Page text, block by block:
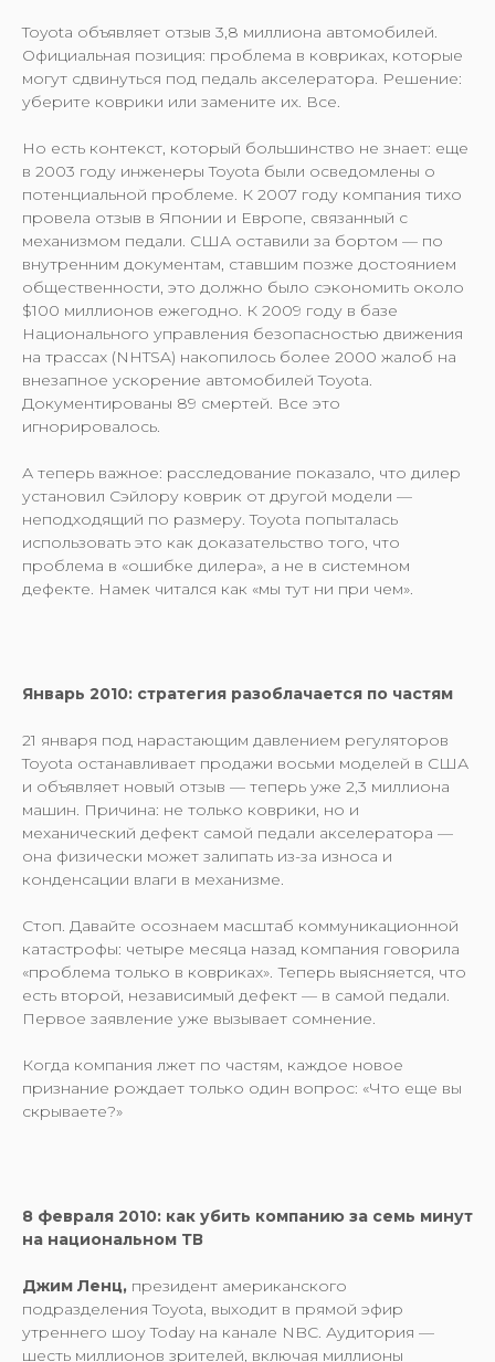
Toyota объявляет отзыв 3,8 миллиона автомобилей.
Официальная позиция: проблема в ковриках, которые
могут сдвинуться под педаль акселератора. Решение:
уберите коврики или замените их. Все.
Но есть контекст, который большинство не знает: еще
в 2003 году инженеры Toyota были осведомлены о
потенциальной проблеме. К 2007 году компания тихо
провела отзыв в Японии и Европе, связанный с
механизмом педали. США оставили за бортом — по
внутренним документам, ставшим позже достоянием
общественности, это должно было сэкономить около
$100 миллионов ежегодно. К 2009 году в базе
Национального управления безопасностью движения
на трассах (NHTSA) накопилось более 2000 жалоб на
внезапное ускорение автомобилей Toyota.
Документированы 89 смертей. Все это
игнорировалось.
А теперь важное: расследование показало, что дилер
установил Сэйлору коврик от другой модели —
неподходящий по размеру. Toyota попыталась
использовать это как доказательство того, что
проблема в «ошибке дилера», а не в системном
дефекте. Намек читался как «мы тут ни при чем».
Январь 2010: стратегия разоблачается по частям
21 января под нарастающим давлением регуляторов
Toyota останавливает продажи восьми моделей в США
и объявляет новый отзыв — теперь уже 2,3 миллиона
машин. Причина: не только коврики, но и
механический дефект самой педали акселератора —
она физически может залипать из-за износа и
конденсации влаги в механизме.
Стоп. Давайте осознаем масштаб коммуникационной
катастрофы: четыре месяца назад компания говорила
«проблема только в ковриках». Теперь выясняется, что
есть второй, независимый дефект — в самой педали.
Первое заявление уже вызывает сомнение.
Когда компания лжет по частям, каждое новое
признание рождает только один вопрос: «Что еще вы
скрываете?»
8 февраля 2010: как убить компанию за семь минут
на национальном ТВ
Джим Ленц, президент американского
подразделения Toyota, выходит в прямой эфир
утреннего шоу Today на канале NBC. Аудитория —
шесть миллионов зрителей, включая миллионы